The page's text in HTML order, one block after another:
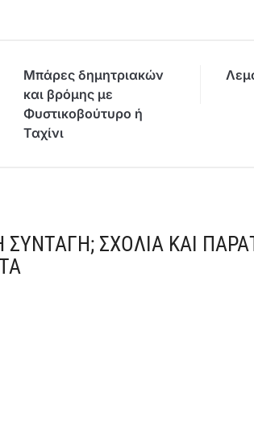
Μπάρες δημητριακών
και βρόμης με
Φυστικοβούτυρο ή
Ταχίνι
ΣΥΝΤΑΓΉ; ΣΧΌΛΙΑ ΚΑΙ